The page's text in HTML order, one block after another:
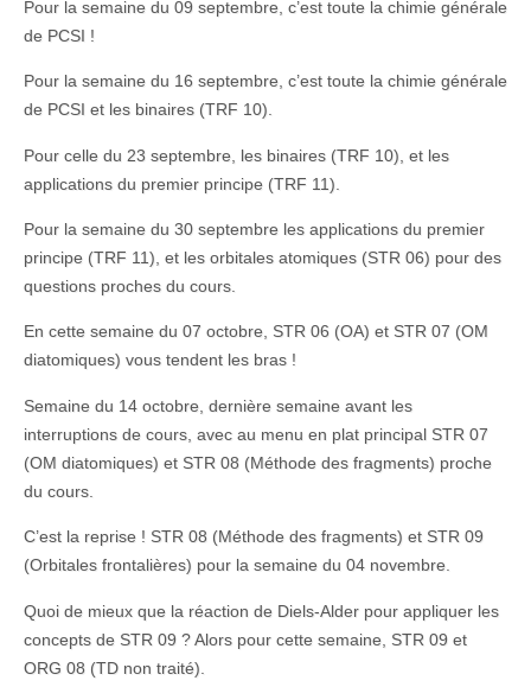
Pour la semaine du 09 septembre, c’est toute la chimie générale
de PCSI !
Pour la semaine du 16 septembre, c’est toute la chimie générale
de PCSI et les binaires (TRF 10).
Pour celle du 23 septembre, les binaires (TRF 10), et les
applications du premier principe (TRF 11).
Pour la semaine du 30 septembre les applications du premier
principe (TRF 11), et les orbitales atomiques (STR 06) pour des
questions proches du cours.
En cette semaine du 07 octobre, STR 06 (OA) et STR 07 (OM
diatomiques) vous tendent les bras !
Semaine du 14 octobre, dernière semaine avant les
interruptions de cours, avec au menu en plat principal STR 07
(OM diatomiques) et STR 08 (Méthode des fragments) proche
du cours.
C’est la reprise ! STR 08 (Méthode des fragments) et STR 09
(Orbitales frontalières) pour la semaine du 04 novembre.
Quoi de mieux que la réaction de Diels-Alder pour appliquer les
concepts de STR 09 ? Alors pour cette semaine, STR 09 et
ORG 08 (TD non traité).